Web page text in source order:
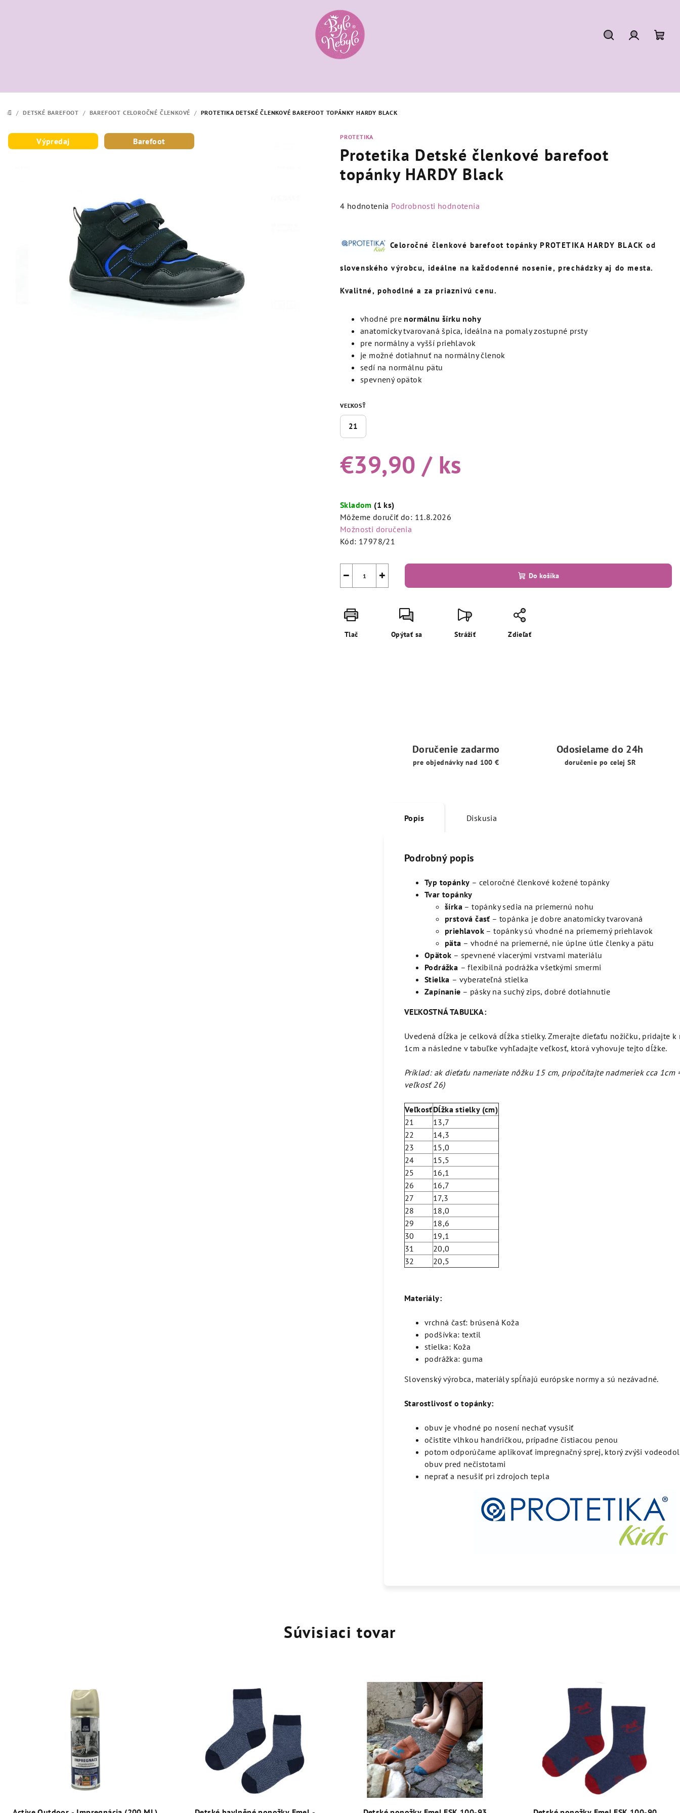
DOMOV
/ DETSKÉ BAREFOOT / BAREFOOT CELOROČNÉ ČLENKOVÉ / PROTETIKA DETSKÉ ČLENKOVÉ BAREFOOT TOPÁNKY HARDY BLACK
PROTETIKA
Protetika Detské členkové barefoot
topánky HARDY Black
Priemerné
je
z
hviezdičiek.
4 hodnotenia Podrobnosti hodnotenia
Celoročné členkovébarefoot topánkyPROTETIKA HARDY BLACK od
slovenského výrobcu, ideálne na každodenné nosenie, prechádzky aj do mesta.
Kvalitné, pohodlné a za priaznivú cenu.
vhodné pre normálnu šírku nohy
anatomicky tvarovaná špica, ideálna na pomaly zostupné prsty
pre normálny a vyšší priehlavok
je možné dotiahnuť na normálny členok
sedí na normálnu pätu
spevnený opätok
VEĽKOSŤ
21
€39,90 / ks
cena:
Skladom (1 ks)
Môžeme doručiť do: 11.8.2026
Možnosti doručenia
Kód: 17978/21
+
− Do košíka
Tlač Opýtať sa Strážiť Zdieľať
Výpredaj Barefoot
Doručenie zadarmo
pre objednávky nad 100 €
Odosielame do 24h
doručenie po celej SR
Popis Diskusia
Podrobný popis
Typ topánky – celoročné členkové kožené topánky
Tvar topánky
šírka – topánky sedia na priemernú nohu
prstová časť – topánka je dobre anatomicky tvarovaná
priehlavok – topánky sú vhodné na priemerný priehlavok
päta – vhodné na priemerné, nie úplne útle členky a pätu
Opätok – spevnené viacerými vrstvami materiálu
Podrážka – flexibilná podrážka všetkými smermi
Stielka – vyberateľná stielka
Zapínanie – pásky na suchý zips, dobré dotiahnutie
VEĽKOSTNÁ TABUĽKA:
Uvedená dĺžka je celková dĺžka stielky. Zmerajte dieťaťu nožičku, pridajte k
1cm a následne v tabuľke vyhľadajte veľkosť, ktorá vyhovuje tejto dĺžke.
Príklad: ak dieťaťu nameriate nôžku 15 cm, pripočítajte nadmeriek cca 1cm
veľkosť 26)
VeľkosťDĺžka stielky (cm)
21
13,7
22
14,3
23
15,0
24
15,5
25
16,1
26
16,7
27
17,3
28
18,0
29
18,6
30
19,1
31
20,0
32
20,5
Materiály:
vrchná časť: brúsená Koža
podšívka: textil
stielka: Koža
podrážka: guma
Slovenský výrobca, materiály spĺňajú európske normy a sú nezávadné.
Starostlivosť o topánky:
obuv je vhodné po nosení nechať vysušiť
očistite vlhkou handričkou, prípadne čistiacou penou
potom odporúčame aplikovať impregnačný sprej, ktorý zvýši
obuv pred nečistotami
neprať a nesušiť pri zdrojoch tepla
Súvisiaci tovar